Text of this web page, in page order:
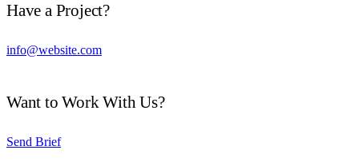
Have a Project?
info@website.com
Want to Work With Us?
Send Brief